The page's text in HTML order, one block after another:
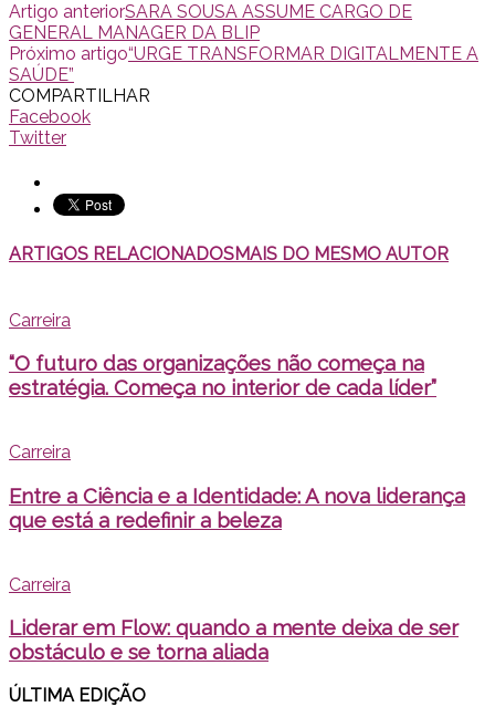
Artigo anteriorSARA SOUSA ASSUME CARGO DE
GENERAL MANAGER DA BLIP
Próximo artigo“URGE TRANSFORMAR DIGITALMENTE A
SAÚDE”
COMPARTILHAR
Facebook
Twitter
ARTIGOS RELACIONADOSMAIS DO MESMO AUTOR
Carreira
“O futuro das organizações não começa na
estratégia. Começa no interior de cada líder”
Carreira
Entre a Ciência e a Identidade: A nova liderança
que está a redefinir a beleza
Carreira
Liderar em Flow: quando a mente deixa de ser
obstáculo e se torna aliada
ÚLTIMA EDIÇÃO